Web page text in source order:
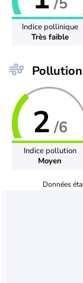
Indice pollinique
Très faible
2 /6
Indice pollution
Moyen
Données